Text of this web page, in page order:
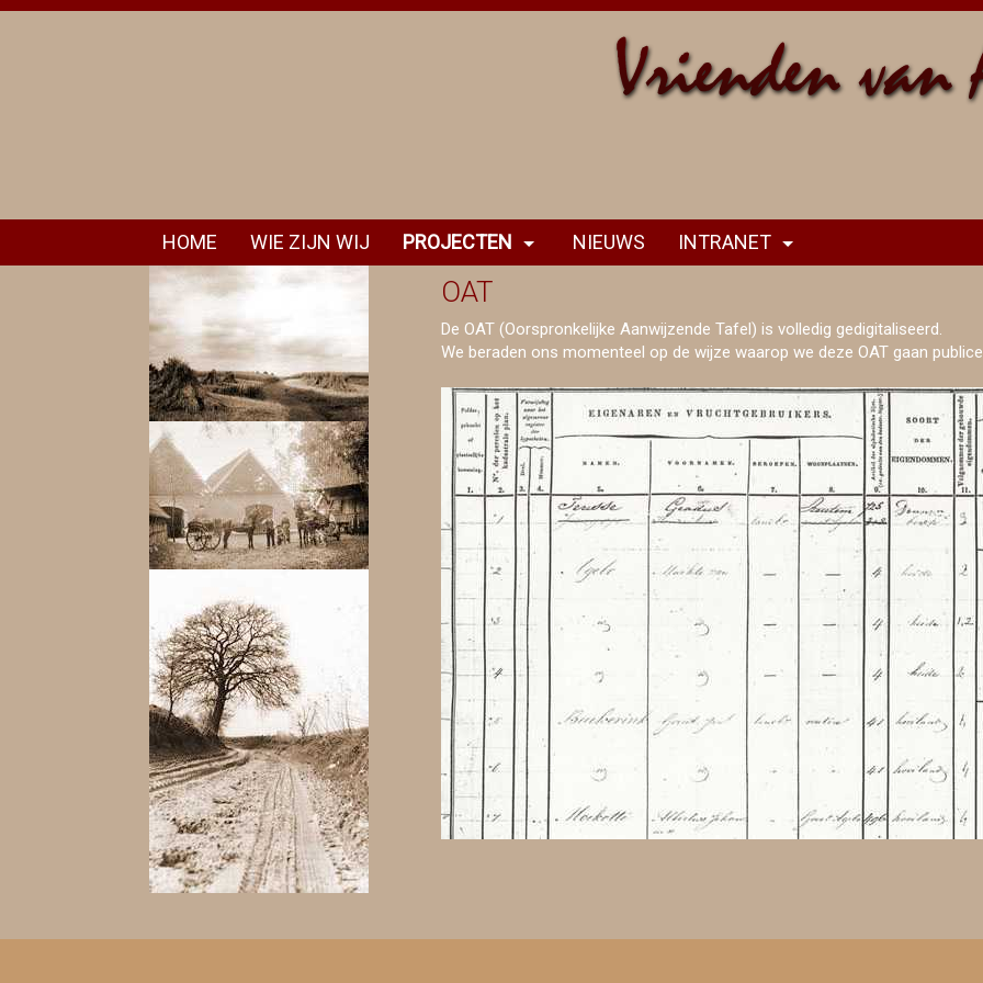
HOME WIE ZIJN WIJ PROJECTEN NIEUWS INTRANET
OAT
De OAT (Oorspronkelijke Aanwijzende Tafel) is volledig gedigitaliseerd.
We beraden ons momenteel op de wijze waarop we deze OAT gaan